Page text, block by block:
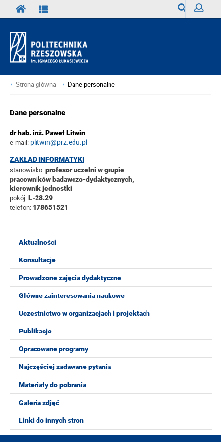
Strona główna Dane personalne
Aktualności
Konsultacje
Prowadzone zajęcia dydaktyczne
Główne zainteresowania naukowe
Uczestnictwo w organizacjach i projektach
Publikacje
Opracowane programy
Najczęściej zadawane pytania
Materiały do pobrania
Galeria zdjęć
Linki do innych stron
Dane personalne
dr hab. inż. Paweł Litwin
e-mail: plitwin@prz.edu.pl
ZAKŁAD INFORMATYKI
stanowisko:profesor uczelni w grupie
pracowników badawczo-dydaktycznych,
kierownik jednostki
pokój:L-28.29
telefon: 178651521